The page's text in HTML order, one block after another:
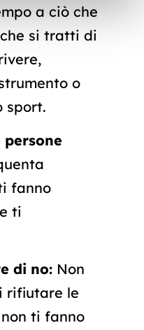
a ciò che
si tratti di
o
sport.
fanno
ti
di no:Non
rifiutare le
ti fanno